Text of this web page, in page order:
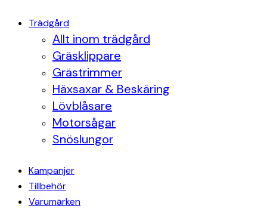
Trädgård
Allt inom trädgård
Gräsklippare
Grästrimmer
Häxsaxar & Beskäring
Lövblåsare
Motorsågar
Snöslungor
Kampanjer
Tillbehör
Varumärken